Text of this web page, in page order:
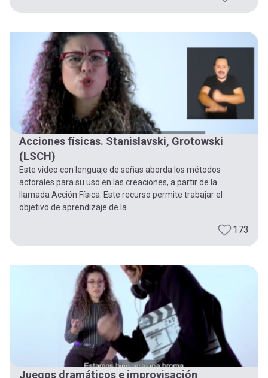
Acciones físicas. Stanislavski, Grotowski
(LSCH)
Este video con lenguaje de señas aborda los métodos
actorales para su uso en las creaciones, a partir de la
llamada Acción Física. Este recurso permite trabajar el
objetivo de aprendizaje de la...
173
Juegos dramáticos e improvisación